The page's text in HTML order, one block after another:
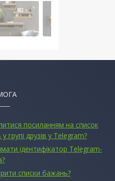
посиланням на список
групі друзів у Telegram?
ідентифікатор Telegram-
списки бажань?